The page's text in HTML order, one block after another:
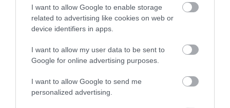
I want to allow Google to enable storage
related to advertising like cookies on web or
device identifiers in apps.
I want to allow my user data to be sent to
Google for online advertising purposes.
I want to allow Google to send me
personalized advertising.
alt tip de peisaj. Speciile au fost nevoite să se
specializeze pe adevărate „insule” de mediu, însă
tocmai această adaptare, adesea fragilă, le face
reprezintă amenințări majore.